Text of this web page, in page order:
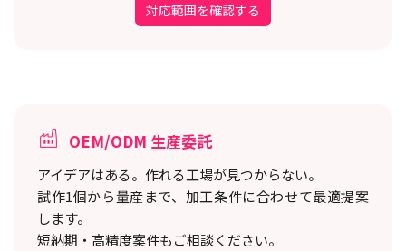
対応範囲を確認する
OEM/ODM 生産委託
アイデアはある。作れる工場が見つからない。
試作1個から量産まで、加工条件に合わせて最適提案
します。
短納期・高精度案件もご相談ください。